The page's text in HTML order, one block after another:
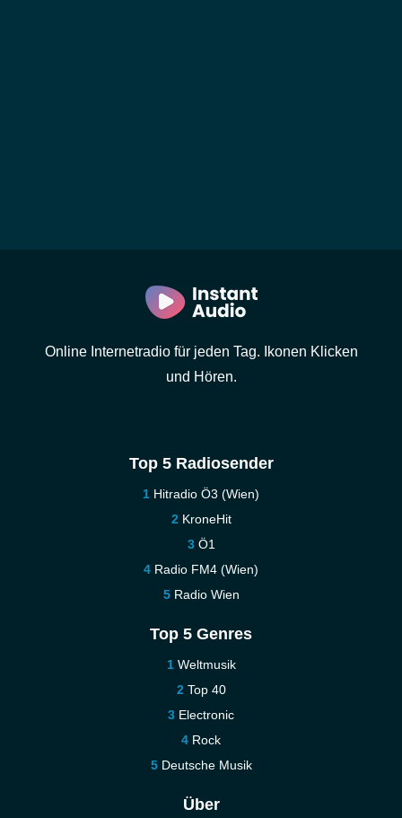
Online Internetradio für jeden Tag. Ikonen Klicken
und Hören.
Top 5 Radiosender
Hitradio Ö3 (Wien)
KroneHit
Ö1
Radio FM4 (Wien)
Radio Wien
Top 5 Genres
Weltmusik
Top 40
Electronic
Rock
Deutsche Musik
Über